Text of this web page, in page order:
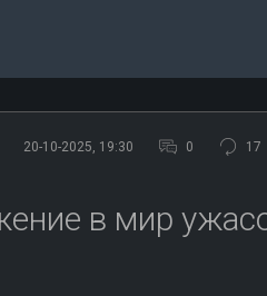
20-10-2025, 19:30 0 17
в мир